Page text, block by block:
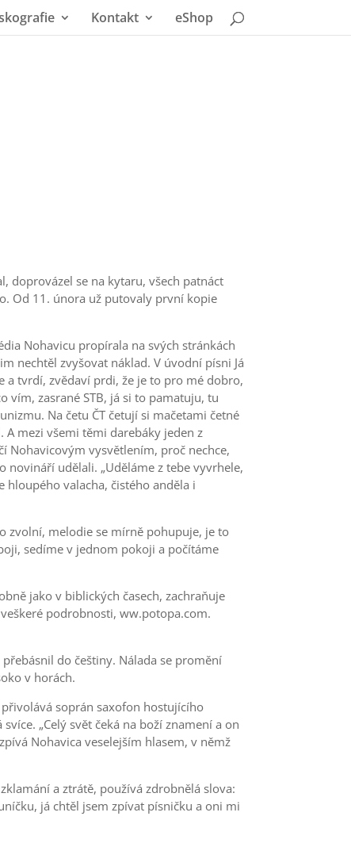
Kontakt eShop
doprovázel se na kytaru, všech patnáct
Od 11. února už putovaly první kopie
Nohavicu propírala na svých stránkách
nechtěl zvyšovat náklad. V úvodní písni Já
tvrdí, zvědaví prdi, že je to pro mé dobro,
vím, zasrané STB, já si to pamatuju, tu
Na četu ČT četují si mačetami četné
A mezi všemi těmi darebáky jeden z
Nohavicovým vysvětlením, proč nechce,
udělali. „Uděláme z tebe vyvrhele,
hloupého valacha, čistého anděla i
zvolní, melodie se mírně pohupuje, je to
sedíme v jednom pokoji a počítáme
jako v biblických časech, zachraňuje
podrobnosti, ww.potopa.com.
do češtiny. Nálada se promění
v horách.
soprán saxofon hostujícího
„Celý svět čeká na boží znamení a on
Nohavica veselejším hlasem, v němž
a ztrátě, používá zdrobnělá slova:
já chtěl jsem zpívat písničku a oni mi